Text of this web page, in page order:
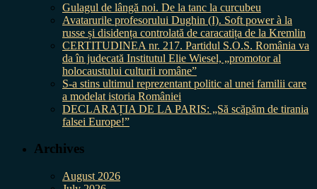
Gulagul de lângă noi. De la tanc la curcubeu
Avatarurile profesorului Dughin (I). Soft power à la
russe și disidența controlată de caracatița de la Kremlin
CERTITUDINEA nr. 217. Partidul S.O.S. România va
da în judecată Institutul Elie Wiesel, „promotor al
holocaustului culturii române”
S-a stins ultimul reprezentant politic al unei familii care
a modelat istoria României
DECLARAȚIA DE LA PARIS: „Să scăpăm de tirania
falsei Europe!”
Archives
August 2026